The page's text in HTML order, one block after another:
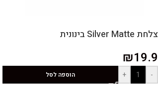
צלחת Silver Matte בינונית
₪19.9
-
+ הוספה לסל